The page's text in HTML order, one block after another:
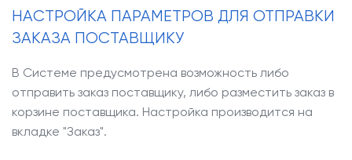
НАСТРОЙКА ПАРАМЕТРОВ ДЛЯ ОТПРАВКИ
ЗАКАЗА ПОСТАВЩИКУ
В Системе предусмотрена возможность либо
отправить заказ поставщику, либо разместить заказ в
корзине поставщика. Настройка производится на
вкладке "Заказ".